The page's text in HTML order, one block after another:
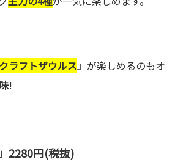
クラフトザウルス」 が楽しめるのもオ
!
2280円(税抜)